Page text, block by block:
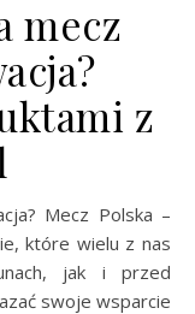
mecz
z
które wielu z nas
jak i przed
swoje wsparcie